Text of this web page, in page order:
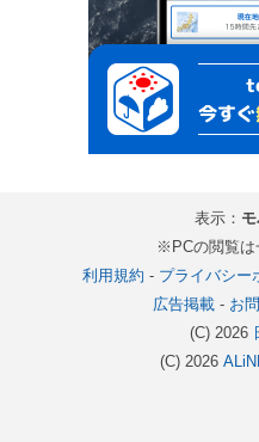
表示：
※PCの閲覧は
利用規約 - プライバシー
広告掲載- お
(C) 2026
(C) 2026